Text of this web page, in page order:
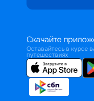
Скачайте
Оставайтесь в курсе
путешествиях